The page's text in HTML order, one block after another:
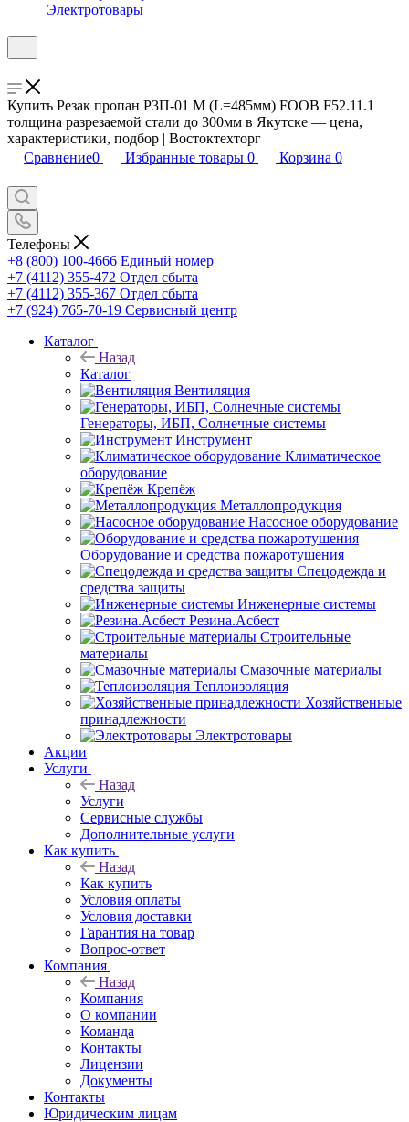
Электротовары
Купить Резак пропан Р3П-01 М (L=485мм) FOOB F52.11.1
толщина разрезаемой стали до 300мм в Якутске — цена,
характеристики, подбор | Востоктехторг
Сравнение0 Избранные товары 0 Корзина 0
Телефоны
+8 (800) 100-4666 Единый номер
+7 (4112) 355-472 Отдел сбыта
+7 (4112) 355-367 Отдел сбыта
+7 (924) 765-70-19 Сервисный центр
Каталог
Назад
Каталог
Вентиляция
Генераторы, ИБП, Солнечные системы
Инструмент
Климатическое
оборудование
Крепёж
Металлопродукция
Насосное оборудование
Оборудование и средства пожаротушения
Спецодежда и
средства защиты
Инженерные системы
Резина.Асбест
Строительные
материалы
Смазочные материалы
Теплоизоляция
Хозяйственные
принадлежности
Электротовары
Акции
Услуги
Назад
Услуги
Сервисные службы
Дополнительные услуги
Как купить
Назад
Как купить
Условия оплаты
Условия доставки
Гарантия на товар
Вопрос-ответ
Компания
Назад
Компания
О компании
Команда
Контакты
Лицензии
Документы
Контакты
Юридическим лицам